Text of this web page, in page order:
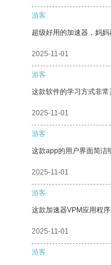
游客
超级好用的加速器，妈
2025-11-01
游客
这款软件的学习方式非常
2025-11-01
游客
这款app的用户界面简洁
2025-11-01
游客
这款加速器VPM应用程
2025-11-01
游客